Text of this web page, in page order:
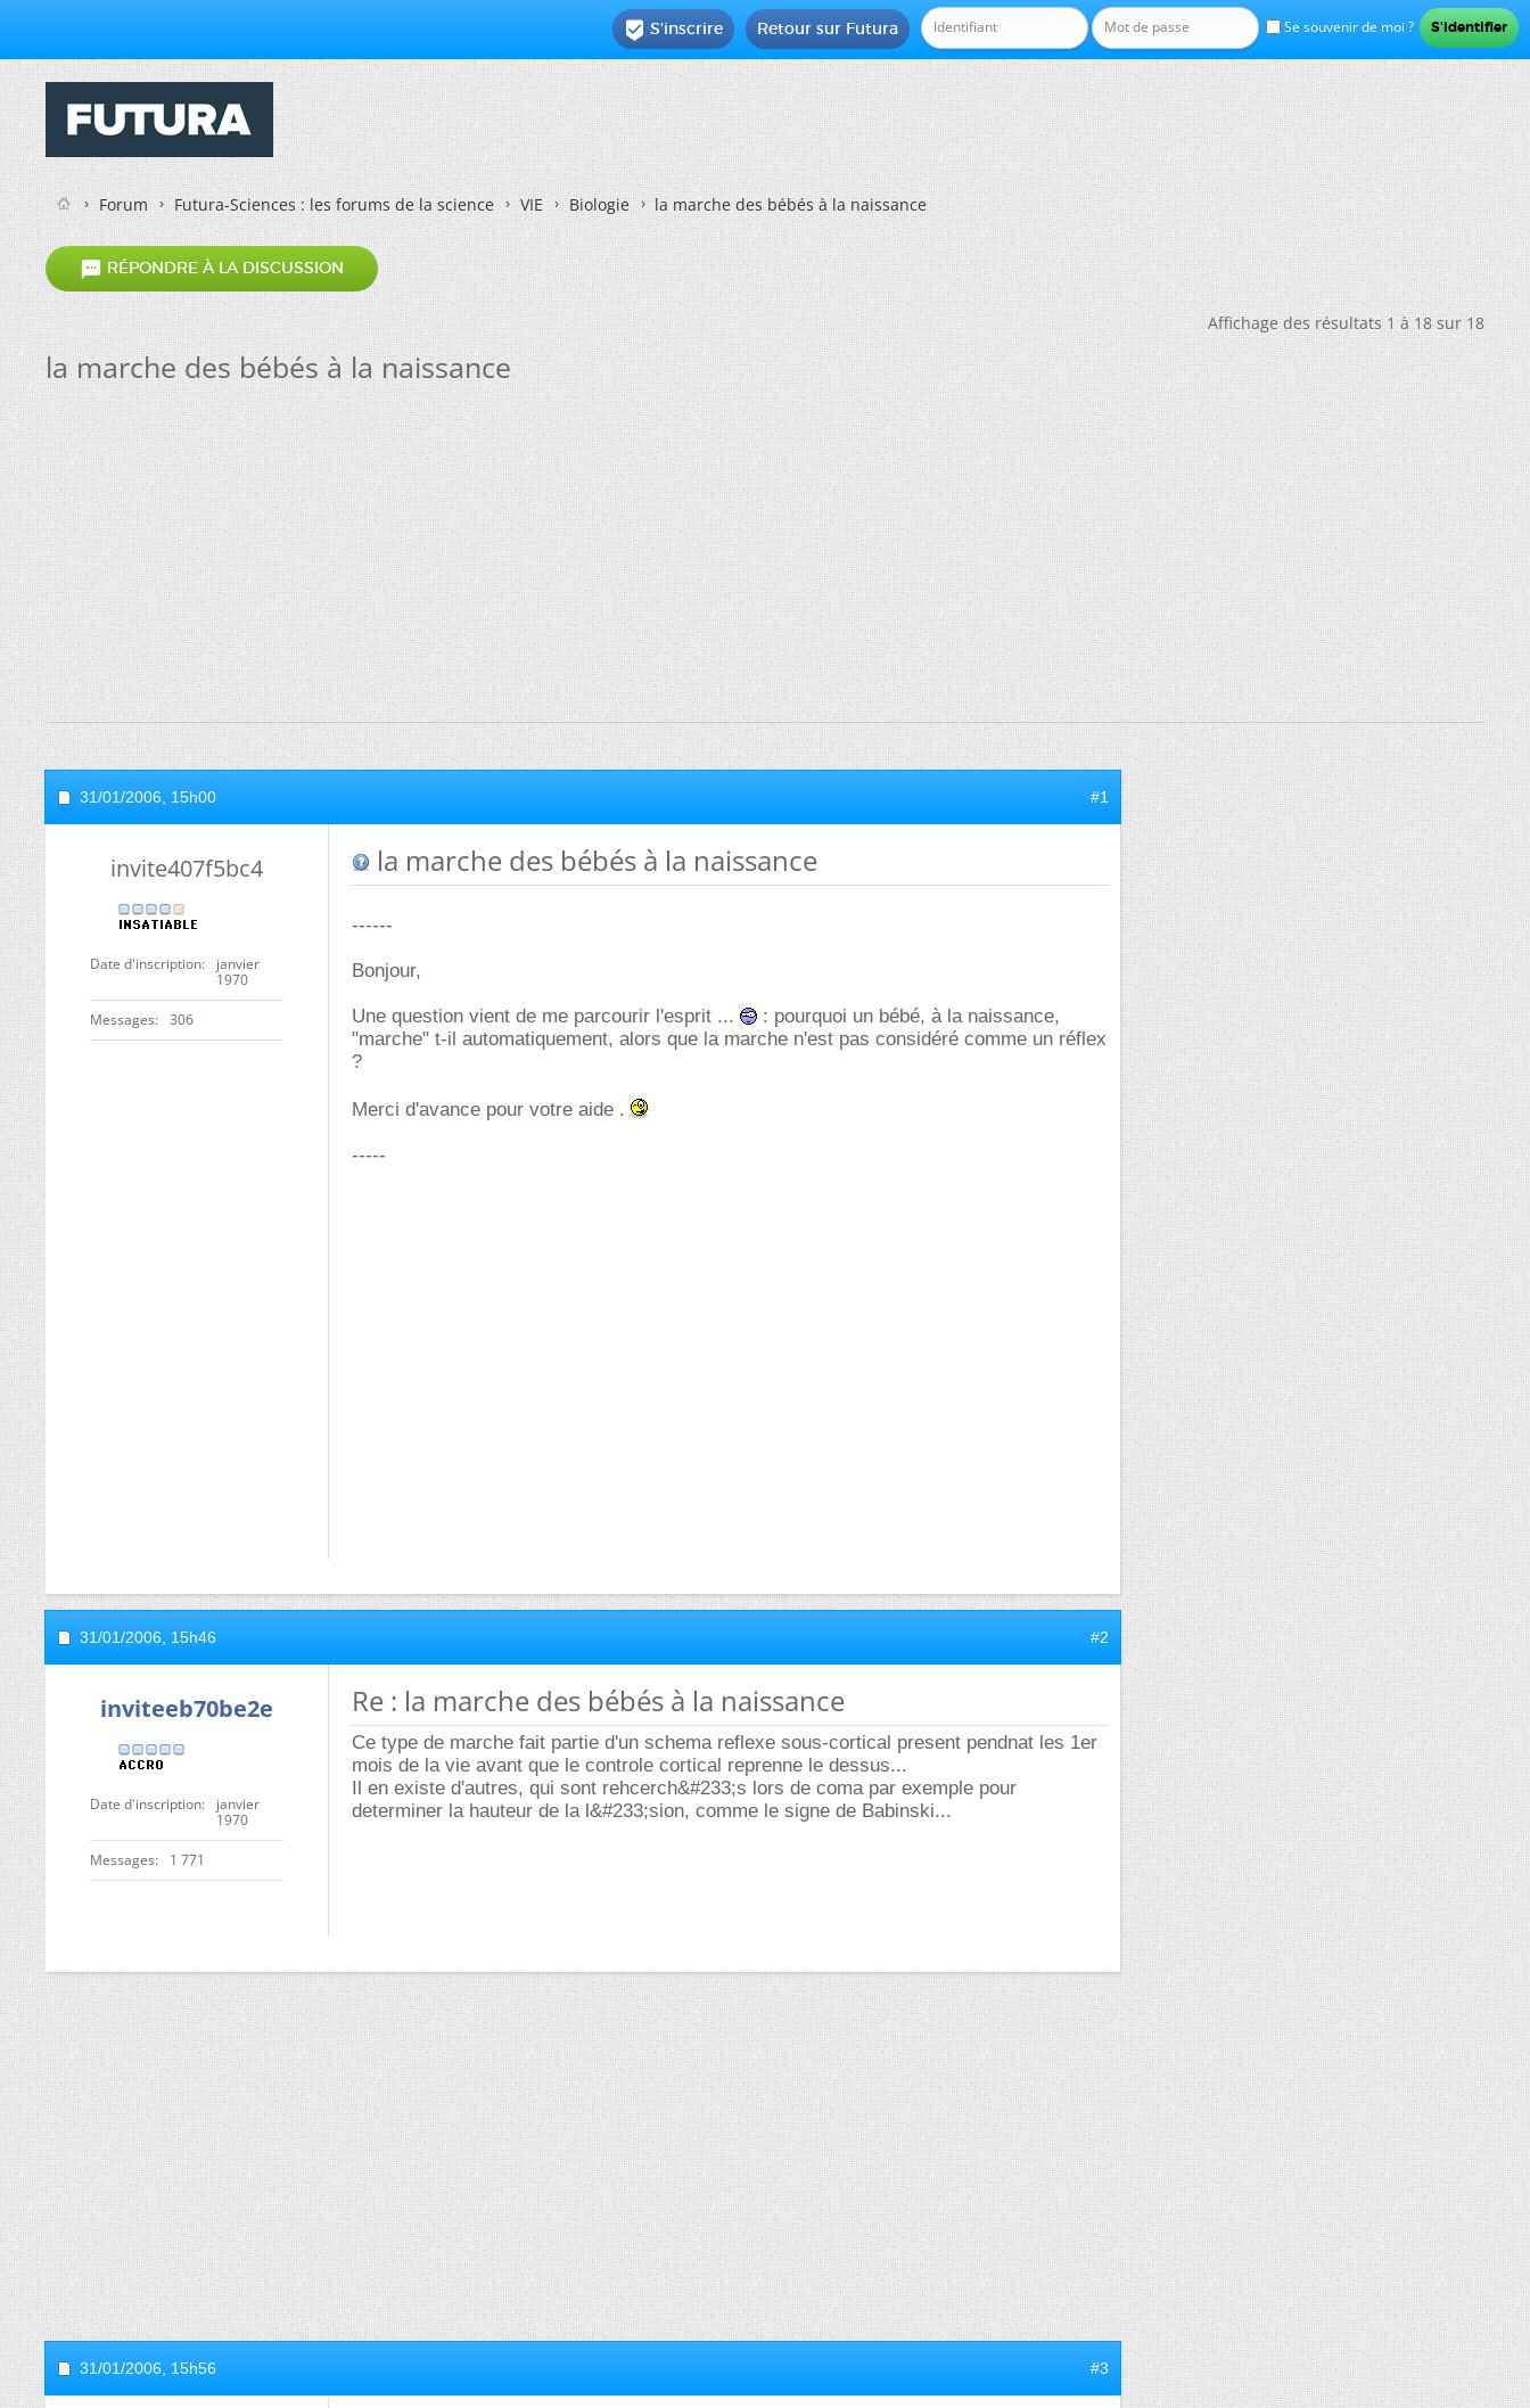
Se souvenir de moi ?
Retour sur Futura
 S'inscrire
Forum Futura-Sciences : les forums de la science VIE Biologie la marche des bébés à la naissance
 RÉPONDRE À LA DISCUSSION
Affichage des résultats 1 à 18 sur 18
la marche des bébés à la naissance
31/01/2006, 15h00 #1
invite407f5bc4
Date d'inscription
janvier
1970
Messages 306
la marche des bébés à la naissance
------
Bonjour,
Une question vient de me parcourir l'esprit ...
: pourquoi un bébé, à la naissance,
"marche" t-il automatiquement, alors que la marche n'est pas considéré comme un réflex
?
Merci d'avance pour votre aide .
-----
31/01/2006, 15h46 #2
inviteeb70be2e
Date d'inscription
janvier
1970
Messages 1 771
Re : la marche des bébés à la naissance
Ce type de marche fait partie d'un schema reflexe sous-cortical present pendnat les 1er
mois de la vie avant que le controle cortical reprenne le dessus...
Il en existe d'autres, qui sont rehcerch&#233;s lors de coma par exemple pour
determiner la hauteur de la l&#233;sion, comme le signe de Babinski...
31/01/2006, 15h56 #3